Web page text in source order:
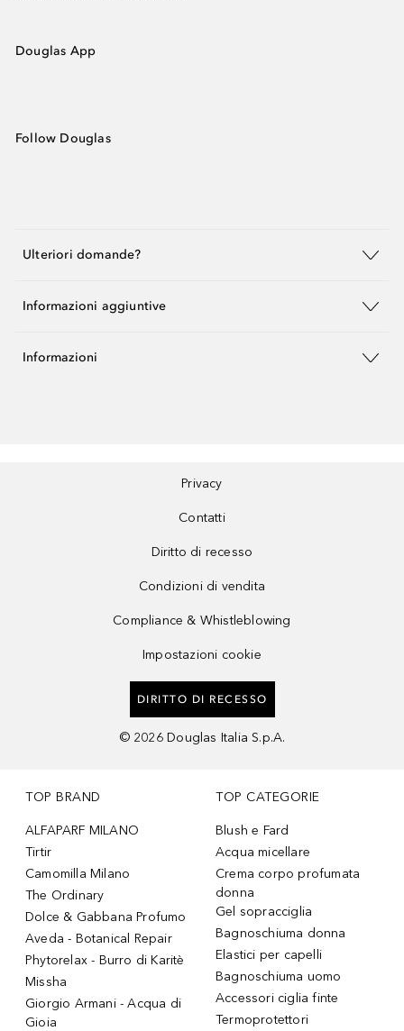
Douglas App
Follow Douglas
Ulteriori domande?
Informazioni aggiuntive
Informazioni
Privacy
Contatti
Diritto di recesso
Condizioni di vendita
Compliance & Whistleblowing
Impostazioni cookie
DIRITTO DI RECESSO
© 2026 Douglas Italia S.p.A.
TOP BRAND
ALFAPARF MILANO
Tirtir
Camomilla Milano
The Ordinary
Dolce & Gabbana Profumo
Aveda - Botanical Repair
Phytorelax - Burro di Karitè
Missha
Giorgio Armani - Acqua di
Gioia
TOP CATEGORIE
Blush e Fard
Acqua micellare
Crema corpo profumata
donna
Gel sopracciglia
Bagnoschiuma donna
Elastici per capelli
Bagnoschiuma uomo
Accessori ciglia finte
Termoprotettori